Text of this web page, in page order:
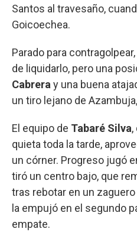
Santos al travesaño,
Goicoechea.
Parado para
de liquidarlo, pero una
Cabreray una buena
un tiro lejano de
El equipo de Tabaré Silva
quieta toda la tarde,
un córner. Progreso jugó
tiró un centro bajo, que
tras rebotar en un zaguero
la empujó en el segundo
empate.